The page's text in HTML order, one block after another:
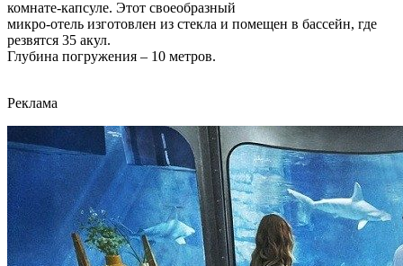
комнате-капсуле. Этот своеобразный
микро-отель изготовлен из стекла и помещен в бассейн, где
резвятся 35 акул.
Глубина погружения – 10 метров.
Реклама